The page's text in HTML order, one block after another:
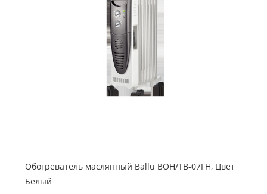
Обогреватель маслянный Ballu BOH/TB-07FH, Цвет
Белый